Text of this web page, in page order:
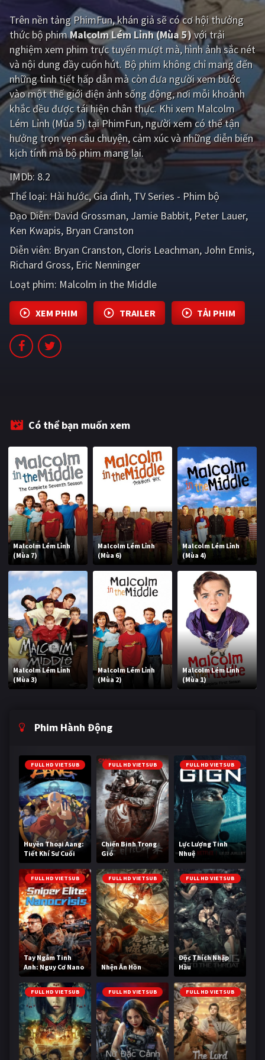
Giật gân Gia đình
Bí ẩn Lịch sử
Viễn Tây Tiểu sử
GameShow DramaTV
QUỐC GIA
Âu - Mỹ Trung Quốc - Hồng Kông
Hàn Quốc Nhật Bản
Ấn Độ Việt Nam
Tổng hợp
CẬP NHẬT
PHIM BỘ
PHIM LẺ
PHIM CHIẾU RẠP
Trên nền tảngPhimFun, khán giả sẽ có cơ hội thưởng
thức bộ phimMalcolm Lém Lỉnh (Mùa 5)với trải
nghiệm xem phim trực tuyến mượt mà, hình ảnh sắc nét
và nội dung đầy cuốn hút. Bộ phim không chỉ mang đến
những tình tiết hấp dẫn mà còn đưa người xem bước
vào một thế giới điện ảnh sống động, nơi mỗi khoảnh
khắc đều được tái hiện chân thực. Khi xem Malcolm
Lém Lỉnh (Mùa 5) tại PhimFun, người xem có thể tận
hưởng trọn vẹn câu chuyện, cảm xúc và những diễn biến
kịch tính mà bộ phim mang lại.
IMDb: 8.2
Thể loại: Hài hước Gia đình TV Series - Phim bộ
Đạo Diễn:David Grossman Jamie Babbit Peter Lauer
Ken Kwapis Bryan Cranston
Diễn viên: Bryan Cranston Cloris Leachman John Ennis
Richard Gross Eric Nenninger
Loạt phim: Malcolm in the Middle
XEM PHIM TRAILER TẢI PHIM
Có thể bạn muốn xem
Malcolm Lém Lỉnh
(Mùa 7)
Malcolm Lém Lỉnh
(Mùa 6)
Malcolm Lém Lỉnh
(Mùa 4)
Malcolm Lém Lỉnh
(Mùa 3)
Malcolm Lém Lỉnh
(Mùa 2)
Malcolm Lém Lỉnh
(Mùa 1)
Phim Hành Động
FULL HD VIETSUB
Huyền Thoại Aang:
Tiết Khí Sư Cuối
Cùng
FULL HD VIETSUB
Chiến Binh Trong
Gió
FULL HD VIETSUB
Lực Lượng Tinh
Nhuệ
FULL HD VIETSUB
Tay Ngắm Tinh
Anh: Nguy Cơ Nano
FULL HD VIETSUB
Nhện Ăn Hồn
FULL HD VIETSUB
Độc Thích Nhập
Hầu
FULL HD VIETSUB FULL HD VIETSUB FULL HD VIETSUB